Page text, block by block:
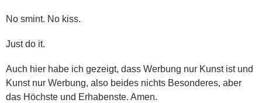
No smint. No kiss.
Just do it.
Auch hier habe ich gezeigt, dass Werbung nur Kunst ist und
Kunst nur Werbung, also beides nichts Besonderes, aber
das Höchste und Erhabenste. Amen.